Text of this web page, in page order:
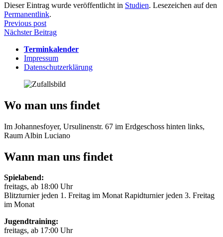
Dieser Eintrag wurde veröffentlicht in Studien. Lesezeichen auf den
Permanentlink.
Beitragsnavigation
Previous post
Nächster Beitrag
Terminkalender
Impressum
Datenschutzerklärung
Wo man uns findet
Im Johannesfoyer, Ursulinenstr. 67 im Erdgeschoss hinten links,
Raum Albin Luciano
Wann man uns findet
Spielabend:
freitags, ab 18:00 Uhr
Blitzturnier jeden 1. Freitag im Monat Rapidturnier jeden 3. Freitag
im Monat
Jugendtraining:
freitags, ab 17:00 Uhr